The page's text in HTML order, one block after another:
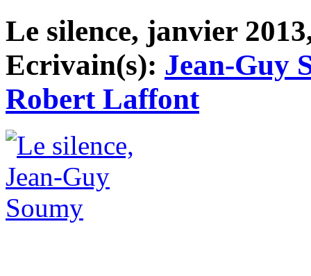
Le silence, janvier
Ecrivain(s): Jean-Guy
Robert Laffont